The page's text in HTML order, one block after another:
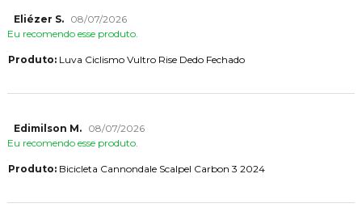
Eliézer S.
08/07/2026
Eu recomendo esse produto.
Produto:Luva Ciclismo Vultro Rise Dedo Fechado
Edimilson M.
08/07/2026
Eu recomendo esse produto.
Produto:Bicicleta Cannondale Scalpel Carbon 3 2024